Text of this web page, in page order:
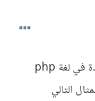
يمكنك إستخدام الدالة base64_encode الموجودة في لغة php
التالي